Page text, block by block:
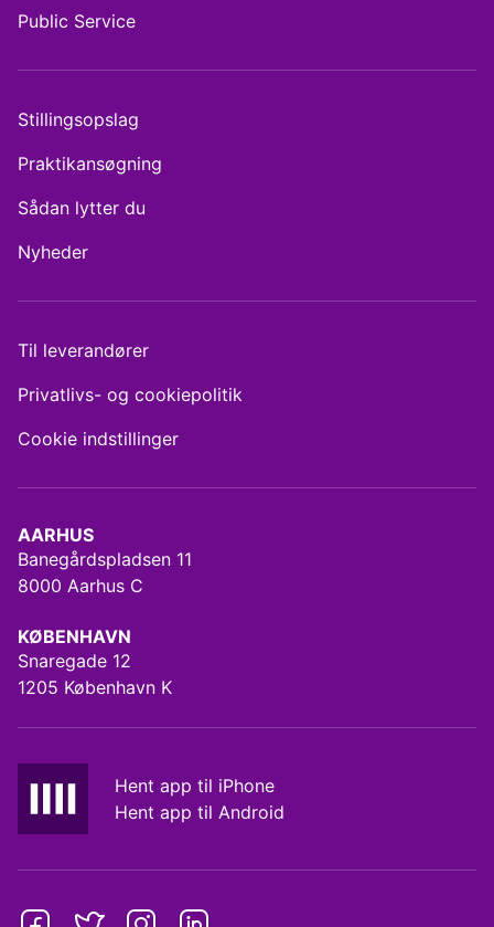
AARHUS
Banegårdspladsen 11
8000 Aarhus C
KØBENHAVN
Snaregade 12
1205 København K
Hent app til iPhone
Hent app til Android
Public Service
Stillingsopslag
Praktikansøgning
Sådan lytter du
Nyheder
Til leverandører
Privatlivs- og cookiepolitik
Cookie indstillinger